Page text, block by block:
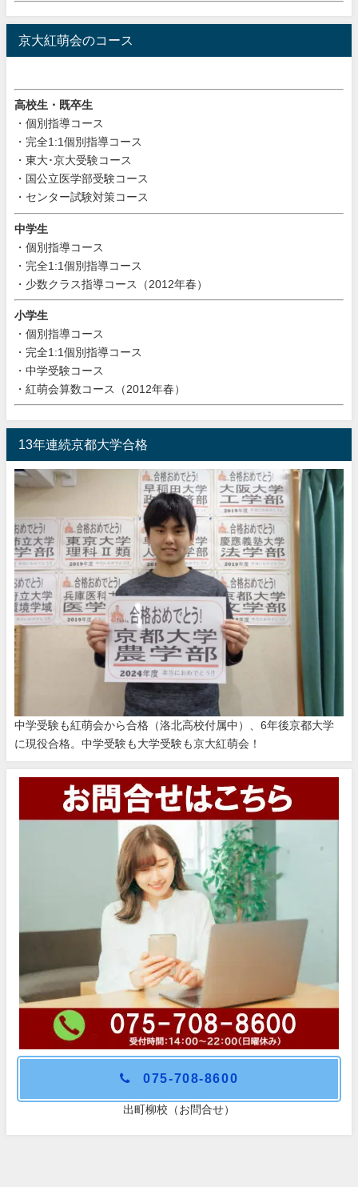
京大紅萌会のコース
高校生・既卒生
・個別指導コース
・完全1:1個別指導コース
・東大･京大受験コース
・国公立医学部受験コース
・センター試験対策コース
中学生
・個別指導コース
・完全1:1個別指導コース
・少数クラス指導コース（2012年春）
小学生
・個別指導コース
・完全1:1個別指導コース
・中学受験コース
・紅萌会算数コース（2012年春）
13年連続京都大学合格
中学受験も紅萌会から合格（洛北高校付属中）、6年後京都大学
に現役合格。中学受験も大学受験も京大紅萌会！
075-708-8600
出町柳校（お問合せ）